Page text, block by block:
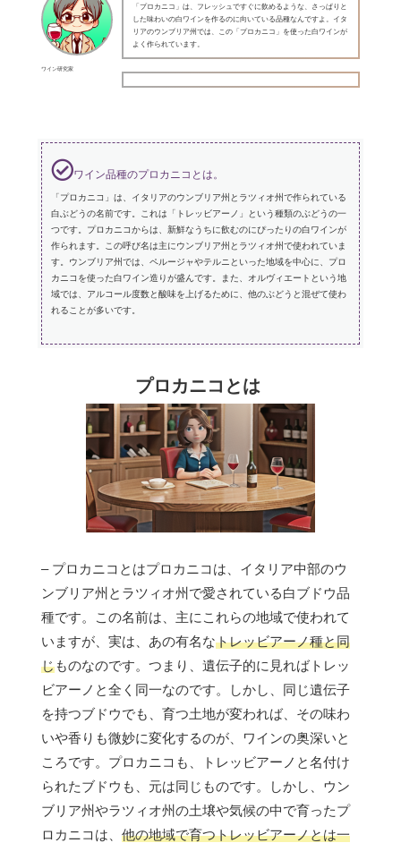
ワイン研究家
「プロカニコ」は、フレッシュですぐに飲めるような、さっぱりと
した味わいの白ワインを作るのに向いている品種なんですよ。イタ
リアのウンブリア州では、この「プロカニコ」を使った白ワインが
よく作られています。
ワイン品種のプロカニコとは。
「プロカニコ」は、イタリアのウンブリア州とラツィオ州で作られている
白ぶどうの名前です。これは「トレッビアーノ」という種類のぶどうの一
つです。プロカニコからは、新鮮なうちに飲むのにぴったりの白ワインが
作られます。この呼び名は主にウンブリア州とラツィオ州で使われていま
す。ウンブリア州では、ペルージャやテルニといった地域を中心に、プロ
カニコを使った白ワイン造りが盛んです。また、オルヴィエートという地
域では、アルコール度数と酸味を上げるために、他のぶどうと混ぜて使わ
れることが多いです。
プロカニコとは
– プロカニコとはプロカニコは、イタリア中部のウ
ンブリア州とラツィオ州で愛されている白ブドウ品
種です。この名前は、主にこれらの地域で使われて
いますが、実は、あの有名なトレッビアーノ種と同
じものなのです。つまり、遺伝子的に見ればトレッ
ビアーノと全く同一なのです。しかし、同じ遺伝子
を持つブドウでも、育つ土地が変われば、その味わ
いや香りも微妙に変化するのが、ワインの奥深いと
ころです。プロカニコも、トレッビアーノと名付け
られたブドウも、元は同じものです。しかし、ウン
ブリア州やラツィオ州の土壌や気候の中で育ったプ
ロカニコは、 他の地域で育つトレッビアーノとは一